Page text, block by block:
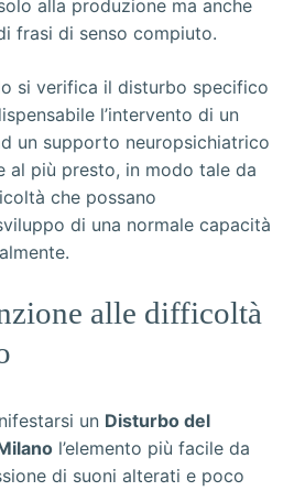
alla produzione ma anche
frasi di senso compiuto.
si verifica il disturbo specifico
l’intervento di un
un supporto neuropsichiatrico
al più presto, in modo tale da
che possano
di una normale capacità
alle difficoltà
un Disturbo del
l’elemento più facile da
di suoni alterati e poco